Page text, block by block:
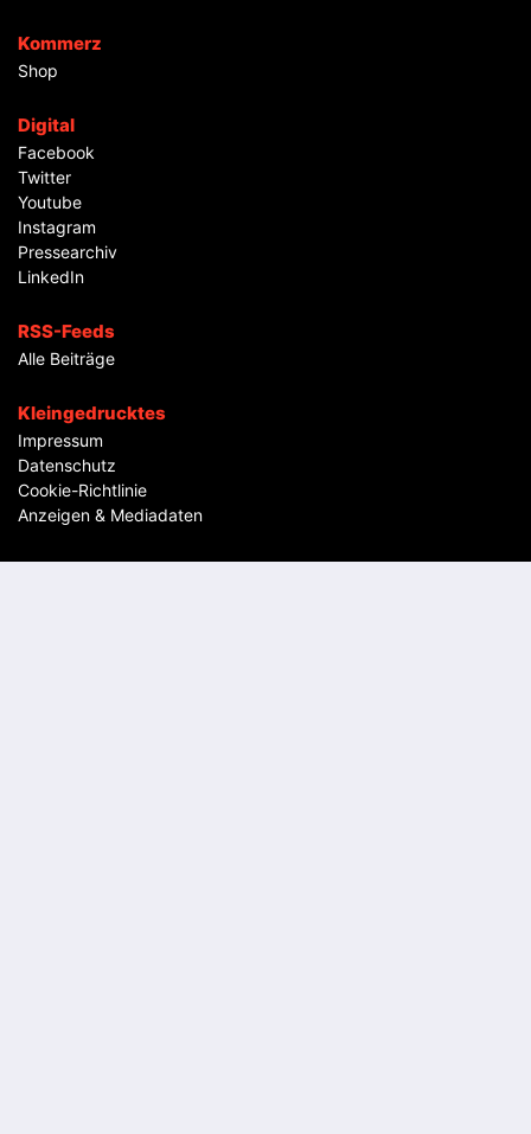
Kommerz
Shop
Digital
Facebook
Twitter
Youtube
Instagram
Pressearchiv
LinkedIn
RSS-Feeds
Alle Beiträge
Kleingedrucktes
Impressum
Datenschutz
Cookie-Richtlinie
Anzeigen & Mediadaten